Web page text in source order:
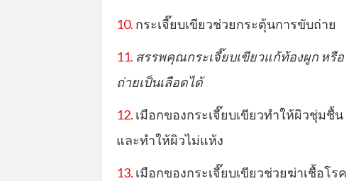
10. กระเจี๊ยบเขียวช่วยกระตุ้นการขับถ่าย
11. สรรพคุณกระเจี๊ยบเขียวแก้ท้องผูก หรือ
ถ่ายเป็นเลือดได้
12. เมือกของกระเจี๊ยบเขียวทำให้ผิวชุ่มชื้น
และทำให้ผิวไม่แห้ง
13. เมือกของกระเจี๊ยบเขียวช่วยฆ่าเชื้อโรค